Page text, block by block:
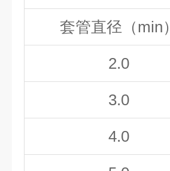
套管直径（min）
2.0
3.0
4.0